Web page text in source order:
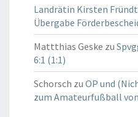
Landrätin Kirsten
Übergabe
Mattthias Geske zu
6:1 (1:1)
Schorsch zu OP und
zum Amateurfußball